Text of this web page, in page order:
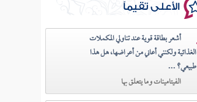
الأعلى تقيماً
أشعر بطاقة قوية عند تناولي المكملات
الغذائية ولكنني أعاني من أعراضها، هل هذا
طبيعي؟ ...
الفيتامينات وما يتعلق بها